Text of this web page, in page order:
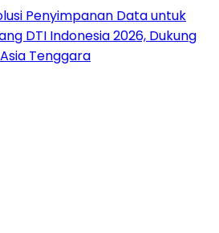
Penyimpanan Data untuk
DTI Indonesia 2026, Dukung
Tenggara